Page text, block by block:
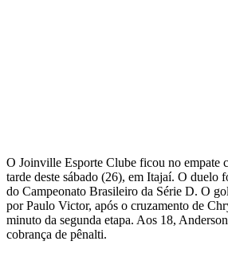
O Joinville Esporte Clube ficou no empate
tarde deste sábado (26), em Itajaí. O duelo
do Campeonato Brasileiro da Série D. O
por Paulo Victor, após o cruzamento de
minuto da segunda etapa. Aos 18,
cobrança de pênalti.